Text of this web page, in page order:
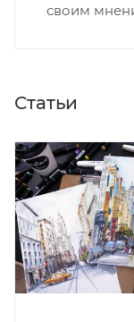
своим
Статьи